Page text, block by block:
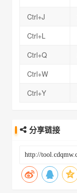
Ctrl+J
Ctrl+L
Ctrl+Q
Ctrl+W
Ctrl+Y
分享链接